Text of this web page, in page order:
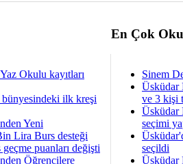
En Çok
Okulu kayıtları
ilk kreşi
Yeni
Lira Burs desteği
puanları değişti
Öğrencilere
Sinem
Üsküdar
ve 3 kişi
Üsküdar
seçimi
seçildi
Üsküdar